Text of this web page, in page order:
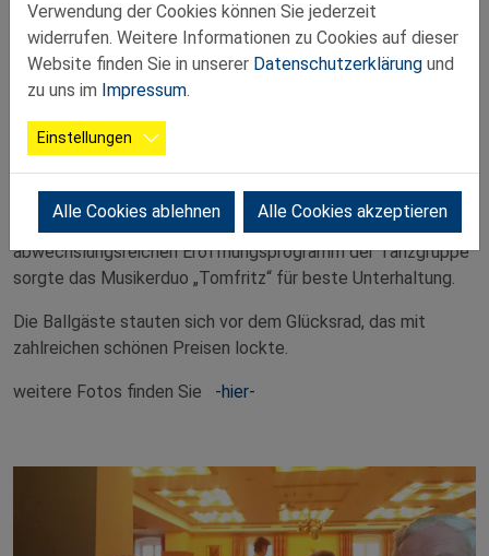
11.02.2026
Stimmung dabei.
Nach einem Begrüßungslied des Seniorenchores und einem
abwechslungsreichen Eröffnungsprogramm der Tanzgruppe
sorgte das Musikerduo „Tomfritz“ für beste Unterhaltung.
Die Ballgäste stauten sich vor dem Glücksrad, das mit
zahlreichen schönen Preisen lockte.
weitere Fotos finden Sie -hier-
Verwendung der Cookies können Sie jederzeit
widerrufen. Weitere Informationen zu Cookies auf dieser
Website finden Sie in unserer Datenschutzerklärung und
zu uns im Impressum.
Einstellungen
Alle Cookies ablehnen Alle Cookies akzeptieren